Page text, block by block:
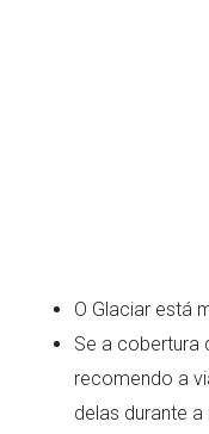
O Glaciar está
Se a cobertura
recomendo a
delas durante